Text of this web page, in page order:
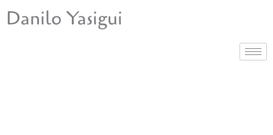
para
Danilo Yasigui